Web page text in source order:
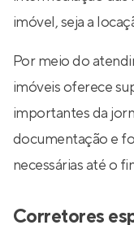
imóvel, seja a
Por meio do
imóveis oferece
importantes da
documentação e
necessárias até o
Corretores